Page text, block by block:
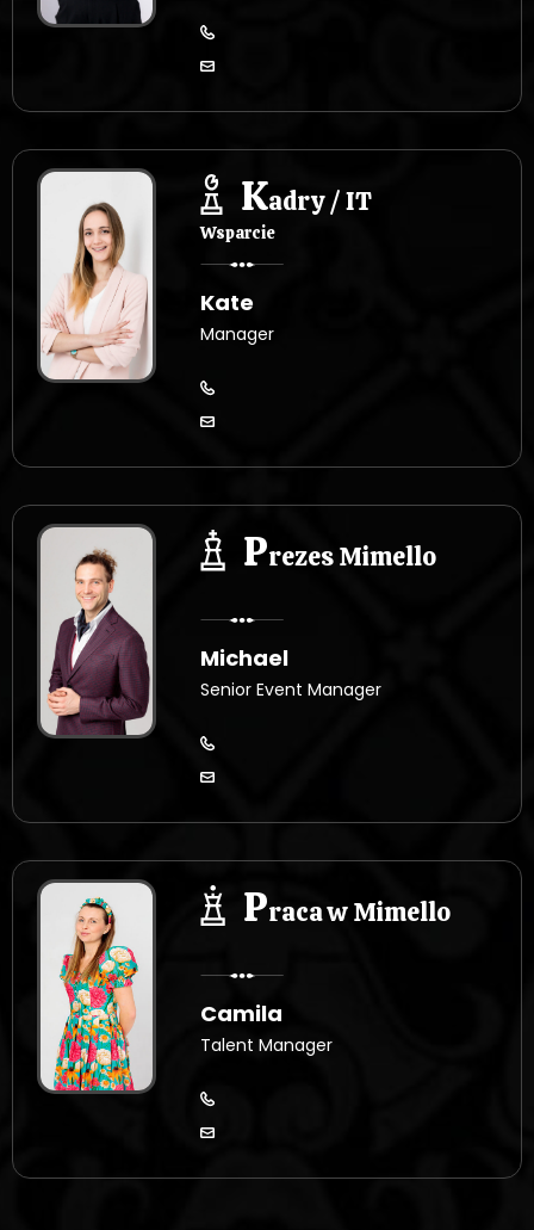
Kadry / IT
Wsparcie
Kate
Manager
Prezes Mimello
Michael
Senior Event Manager
Praca w Mimello
Camila
Talent Manager